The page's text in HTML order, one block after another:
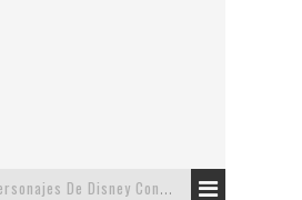
Personajes De Disney Con Vestuarios Contemporáneos